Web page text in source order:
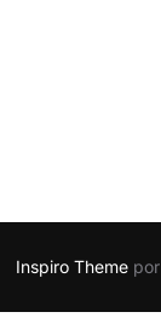
Inspiro Theme por